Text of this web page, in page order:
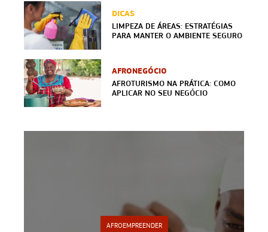
DICAS
LIMPEZA DE ÁREAS: ESTRATÉGIAS
PARA MANTER O AMBIENTE SEGURO
AFRONEGÓCIO
AFROTURISMO NA PRÁTICA: COMO
APLICAR NO SEU NEGÓCIO
AFROEMPREENDER